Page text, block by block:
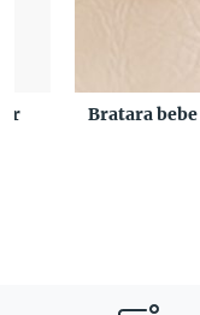
Bratara bebe